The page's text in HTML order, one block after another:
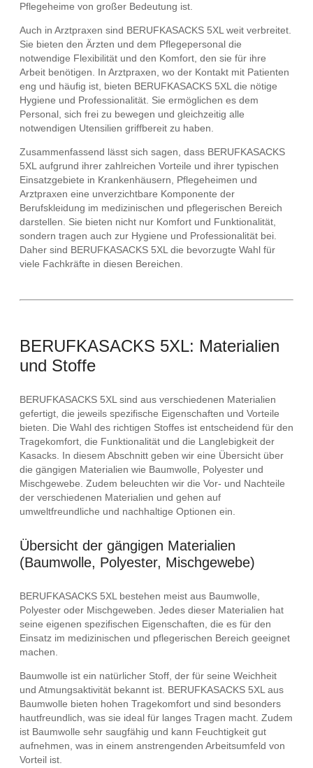
Pflegeheime von großer Bedeutung ist.
Auch in Arztpraxen sind BERUFKASACKS 5XL weit verbreitet.
Sie bieten den Ärzten und dem Pflegepersonal die
notwendige Flexibilität und den Komfort, den sie für ihre
Arbeit benötigen. In Arztpraxen, wo der Kontakt mit Patienten
eng und häufig ist, bieten BERUFKASACKS 5XL die nötige
Hygiene und Professionalität. Sie ermöglichen es dem
Personal, sich frei zu bewegen und gleichzeitig alle
notwendigen Utensilien griffbereit zu haben.
Zusammenfassend lässt sich sagen, dass BERUFKASACKS
5XL aufgrund ihrer zahlreichen Vorteile und ihrer typischen
Einsatzgebiete in Krankenhäusern, Pflegeheimen und
Arztpraxen eine unverzichtbare Komponente der
Berufskleidung im medizinischen und pflegerischen Bereich
darstellen. Sie bieten nicht nur Komfort und Funktionalität,
sondern tragen auch zur Hygiene und Professionalität bei.
Daher sind BERUFKASACKS 5XL die bevorzugte Wahl für
viele Fachkräfte in diesen Bereichen.
BERUFKASACKS 5XL: Materialien
und Stoffe
BERUFKASACKS 5XL sind aus verschiedenen Materialien
gefertigt, die jeweils spezifische Eigenschaften und Vorteile
bieten. Die Wahl des richtigen Stoffes ist entscheidend für den
Tragekomfort, die Funktionalität und die Langlebigkeit der
Kasacks. In diesem Abschnitt geben wir eine Übersicht über
die gängigen Materialien wie Baumwolle, Polyester und
Mischgewebe. Zudem beleuchten wir die Vor- und Nachteile
der verschiedenen Materialien und gehen auf
umweltfreundliche und nachhaltige Optionen ein.
Übersicht der gängigen Materialien
(Baumwolle, Polyester, Mischgewebe)
BERUFKASACKS 5XL bestehen meist aus Baumwolle,
Polyester oder Mischgeweben. Jedes dieser Materialien hat
seine eigenen spezifischen Eigenschaften, die es für den
Einsatz im medizinischen und pflegerischen Bereich geeignet
machen.
Baumwolle ist ein natürlicher Stoff, der für seine Weichheit
und Atmungsaktivität bekannt ist. BERUFKASACKS 5XL aus
Baumwolle bieten hohen Tragekomfort und sind besonders
hautfreundlich, was sie ideal für langes Tragen macht. Zudem
ist Baumwolle sehr saugfähig und kann Feuchtigkeit gut
aufnehmen, was in einem anstrengenden Arbeitsumfeld von
Vorteil ist.